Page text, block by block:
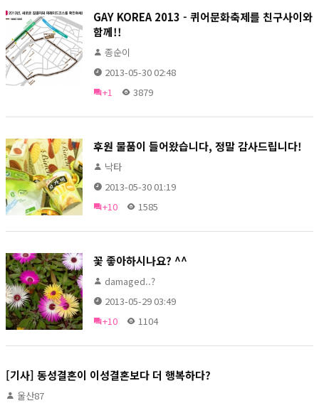
GAY KOREA 2013 - 퀴어문화축제를 친구사이와
함께!!
종순이
2013-05-30 02:48
+1
3879
후원 물품이 들어왔습니다, 정말 감사드립니다!
낙타
2013-05-30 01:19
+10
1585
꽃 좋아하시나요? ^^
damaged..?
2013-05-29 03:49
+10
1104
[기사] 동성결혼이 이성결혼보다 더 행복하다?
울산87